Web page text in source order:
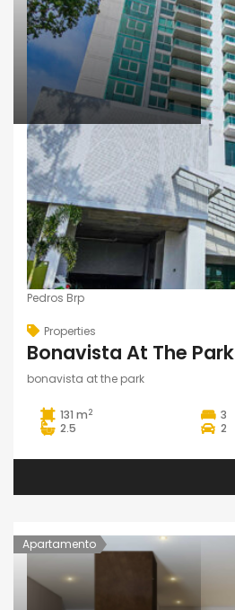
Pedros Brp
Properties
Bonavista At The Park
bonavista at the park
131 m2
3
2.5
2
Apartamento